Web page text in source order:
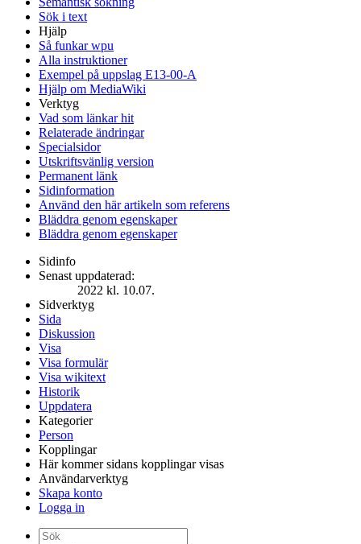
Sök i text
Hjälp
Så funkar wpu
Alla instruktioner
Exempel på uppslag E13-00-A
Hjälp om MediaWiki
Verktyg
Vad som länkar hit
Relaterade ändringar
Specialsidor
Utskriftsvänlig version
Permanent länk
Sidinformation
Använd den här artikeln som referens
Bläddra genom egenskaper
Bläddra genom egenskaper
Sidinfo
Senast uppdaterad:
2022 kl. 10.07.
Sidverktyg
Sida
Diskussion
Visa
Visa formulär
Visa wikitext
Historik
Uppdatera
Kategorier
Person
Kopplingar
Här kommer sidans kopplingar visas
Användarverktyg
Skapa konto
Logga in